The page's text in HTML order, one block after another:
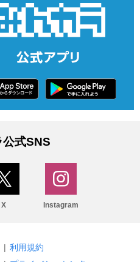
式SNS
X Instagram
| 利用規約